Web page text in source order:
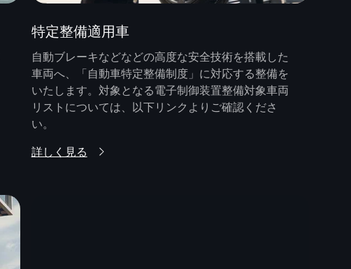
特定整備適用車
自動ブレーキなどなどの高度な安全技術を搭載した
車両へ、「自動車特定整備制度」に対応する整備を
いたします。対象となる電子制御装置整備対象車両
リストについては、以下リンクよりご確認くださ
い。
詳しく見る